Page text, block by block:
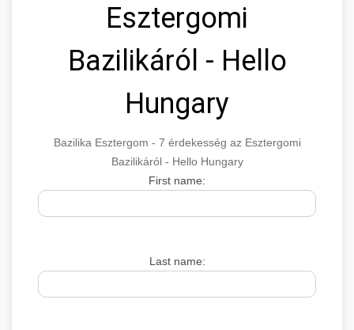
Esztergomi
Bazilikáról - Hello
Hungary
Bazilika Esztergom - 7 érdekesség az Esztergomi
Bazilikáról - Hello Hungary
First name:
Last name: